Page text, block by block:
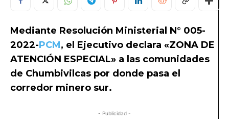
Mediante Resolución Ministerial N° 005-
2022-PCM, el Ejecutivo declara «ZONA DE
ATENCIÓN ESPECIAL» a las comunidades
de Chumbivilcas por donde pasa el
corredor minero sur.
- Publicidad -